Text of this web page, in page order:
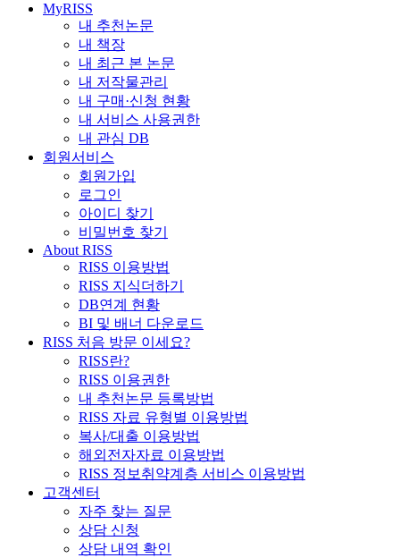
MyRISS
내 추천논문
내 책장
내 최근 본 논문
내 저작물관리
내 구매·신청 현황
내 서비스 사용권한
내 관심 DB
회원서비스
회원가입
로그인
아이디 찾기
비밀번호 찾기
About RISS
RISS 이용방법
RISS 지식더하기
DB연계 현황
BI 및 배너 다운로드
RISS 처음 방문 이세요?
RISS란?
RISS 이용권한
내 추천논문 등록방법
RISS 자료 유형별 이용방법
복사/대출 이용방법
해외전자자료 이용방법
RISS 정보취약계층 서비스 이용방법
고객센터
자주 찾는 질문
상담 신청
상담 내역 확인